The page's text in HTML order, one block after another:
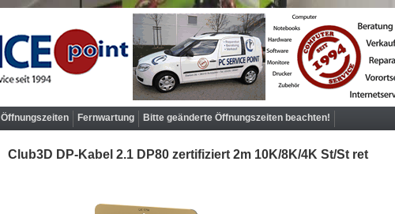
Öffnungszeiten Fernwartung Bitte geänderte Öffnungszeiten beachten!
Club3D DP-Kabel 2.1 DP80 zertifiziert 2m 10K/­8K/­4K St/­St ret